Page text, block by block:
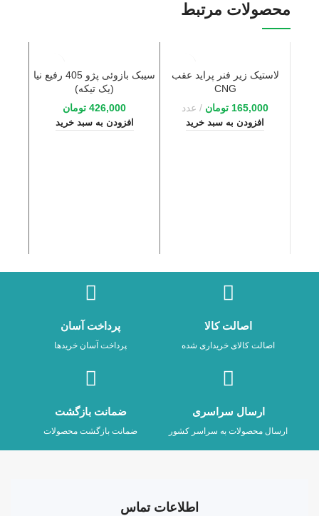
محصولات مرتبط
لاستیک زیر فنر پراید عقب
CNG
165,000 تومان عدد
افزودن به سبد خرید
سیبک بازوئی پژو 405 رفیع نیا
(یک تیکه)
426,000 تومان
افزودن به سبد خرید
اصالت کالا
اصالت کالای خریداری شده
پرداخت آسان
پرداخت آسان خریدها
ارسال سراسری
ارسال محصولات به سراسر کشور
ضمانت بازگشت
ضمانت بازگشت محصولات
اطلاعات تماس